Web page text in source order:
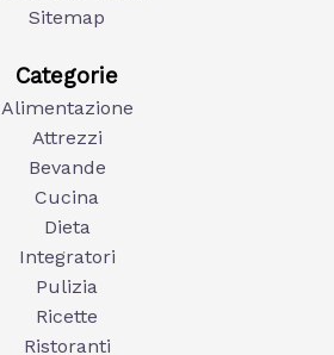
Sitemap
Categorie
Alimentazione
Attrezzi
Bevande
Cucina
Dieta
Integratori
Pulizia
Ricette
Ristoranti